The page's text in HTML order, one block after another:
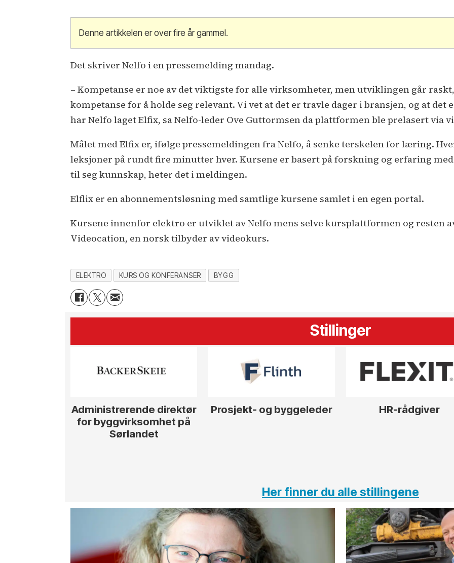
Denne artikkelen er over fire år gammel.
Det skriver Nelfo i en pressemelding mandag.
– Kompetanse er noe av det viktigste for alle virksomheter, men utviklingen går
kompetanse for å holde seg relevant. Vi vet at det er travle dager i bransjen, og at
har Nelfo laget Elfix, sa Nelfo-leder Ove Guttormsen da plattformen ble prelasert via
Målet med Elfix er, ifølge pressemeldingen fra Nelfo, å senke terskelen for læring.
leksjoner på rundt fire minutter hver. Kursene er basert på forskning og erfaring
til seg kunnskap, heter det i meldingen.
Elflix er en abonnementsløsning med samtlige kursene samlet i en egen portal.
Kursene innenfor elektro er utviklet av Nelfo mens selve kursplattformen og resten
Videocation, en norsk tilbyder av videokurs.
ELEKTRO KURS OG KONFERANSER BYGG
Stillinger
Administrerende direktør
for byggvirksomhet på
Sørlandet
Prosjekt- og byggeleder HR-rådgiver
Her finner du alle stillingene